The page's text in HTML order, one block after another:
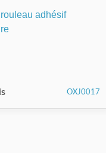
adhésif
OXJ0017